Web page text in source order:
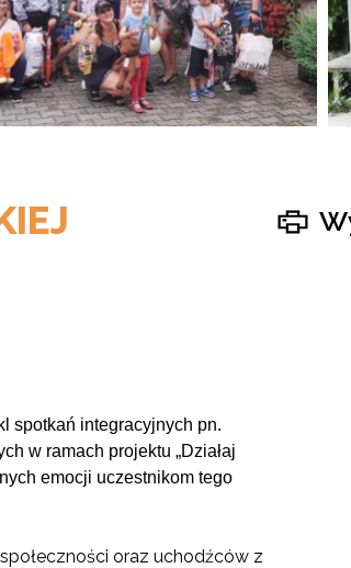
spotkań integracyjnych pn.
w ramach projektu „Działaj
emocji uczestnikom tego
oraz uchodźców z